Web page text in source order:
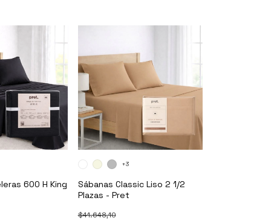
600 H King
Sábanas Classic Liso 2 1/2
Plazas - Pret
$41.648,10
+3